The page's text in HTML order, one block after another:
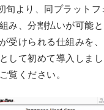
旬より、同プラットフ
み、分割払いが可能
受けられる仕組みを
して初めて導入しまし
覧ください。